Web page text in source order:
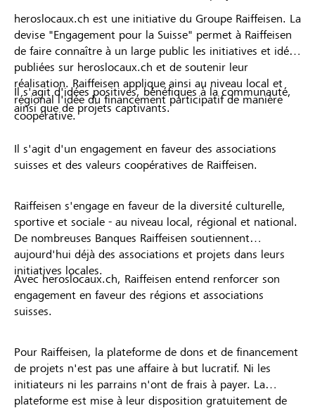
heroslocaux.ch est une initiative du Groupe Raiffeisen. La
devise "Engagement pour la Suisse" permet à Raiffeisen
de faire connaître à un large public les initiatives et idées
publiées sur heroslocaux.ch et de soutenir leur
réalisation. Raiffeisen applique ainsi au niveau local et
régional l'idée du financement participatif de manière
coopérative.
Il s'agit d'idées positives, bénéfiques à la communauté,
ainsi que de projets captivants.
Il s'agit d'un engagement en faveur des associations
suisses et des valeurs coopératives de Raiffeisen.
Raiffeisen s'engage en faveur de la diversité culturelle,
sportive et sociale - au niveau local, régional et national.
De nombreuses Banques Raiffeisen soutiennent
aujourd'hui déjà des associations et projets dans leurs
initiatives locales.
Avec heroslocaux.ch, Raiffeisen entend renforcer son
engagement en faveur des régions et associations
suisses.
Pour Raiffeisen, la plateforme de dons et de financement
de projets n'est pas une affaire à but lucratif. Ni les
initiateurs ni les parrains n'ont de frais à payer. La
plateforme est mise à leur disposition gratuitement de